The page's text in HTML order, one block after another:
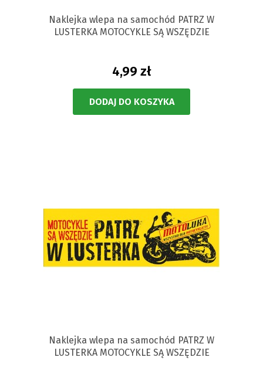
Naklejka wlepa na samochód PATRZ W
LUSTERKA MOTOCYKLE SĄ WSZĘDZIE
4,99 zł
DODAJ DO KOSZYKA
Naklejka wlepa na samochód PATRZ W
LUSTERKA MOTOCYKLE SĄ WSZĘDZIE